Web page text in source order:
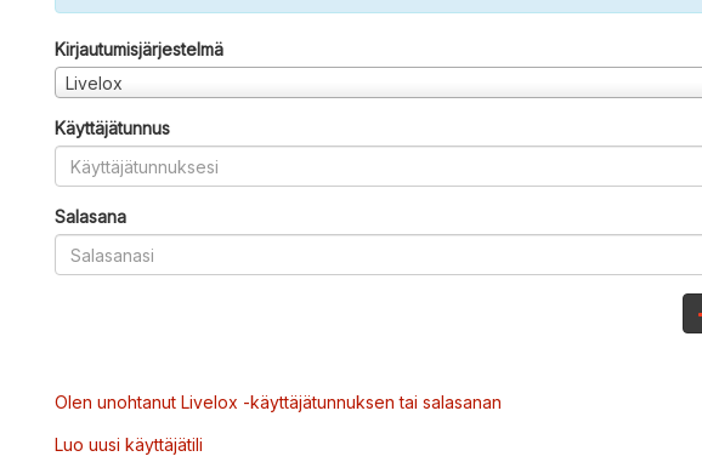
Kirjautumisjärjestelmä
Livelox
Käyttäjätunnus
Salasana
Olen unohtanut Livelox -käyttäjätunnuksen tai salasanan
Luo uusi käyttäjätili